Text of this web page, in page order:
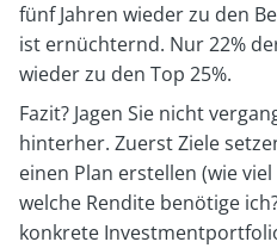
fünf Jahren wieder zu den
ist ernüchternd. Nur 22%
wieder zu den Top 25%.
Fazit? Jagen Sie nicht
hinterher. Zuerst Ziele
einen Plan erstellen (wie
welche Rendite benötige
konkrete